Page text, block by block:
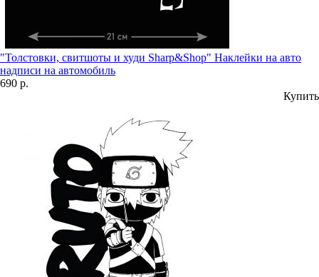
"Толстовки, свитшоты и худи Sharp&Shop" Наклейки на авто
надписи на автомобиль
690 р.
Купить